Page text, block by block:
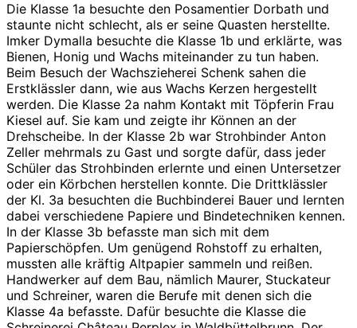
Die Klasse 1a besuchte den Posamentier Dorbath und
staunte nicht schlecht, als er seine Quasten herstellte.
Imker Dymalla besuchte die Klasse 1b und erklärte, was
Bienen, Honig und Wachs miteinander zu tun haben.
Beim Besuch der Wachszieherei Schenk sahen die
Erstklässler dann, wie aus Wachs Kerzen hergestellt
werden. Die Klasse 2a nahm Kontakt mit Töpferin Frau
Kiesel auf. Sie kam und zeigte ihr Können an der
Drehscheibe. In der Klasse 2b war Strohbinder Anton
Zeller mehrmals zu Gast und sorgte dafür, dass jeder
Schüler das Strohbinden erlernte und einen Untersetzer
oder ein Körbchen herstellen konnte. Die Drittklässler
der Kl. 3a besuchten die Buchbinderei Bauer und lernten
dabei verschiedene Papiere und Bindetechniken kennen.
In der Klasse 3b befasste man sich mit dem
Papierschöpfen. Um genügend Rohstoff zu erhalten,
mussten alle kräftig Altpapier sammeln und reißen.
Handwerker auf dem Bau, nämlich Maurer, Stuckateur
und Schreiner, waren die Berufe mit denen sich die
Klasse 4a befasste. Dafür besuchte die Klasse die